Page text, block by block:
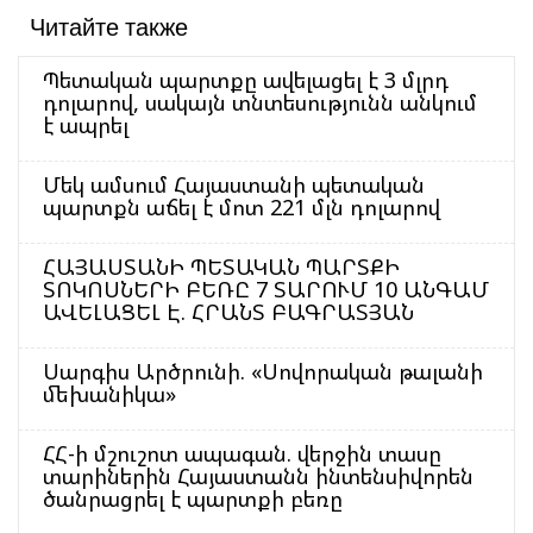
Читайте также
Պետական պարտքը ավելացել է 3 մլրդ
դոլարով, սակայն տնտեսությունն անկում
է ապրել
Մեկ ամսում Հայաստանի պետական
պարտքն աճել է մոտ 221 մլն դոլարով
ՀԱՅԱՍՏԱՆԻ ՊԵՏԱԿԱՆ ՊԱՐՏՔԻ
ՏՈԿՈՍՆԵՐԻ ԲԵՌԸ 7 ՏԱՐՈՒՄ 10 ԱՆԳԱՄ
ԱՎԵԼԱՑԵԼ Է. ՀՐԱՆՏ ԲԱԳՐԱՏՅԱՆ
Սարգիս Արծրունի. «Սովորական թալանի
մեխանիկա»
ՀՀ-ի մշուշոտ ապագան. վերջին տասը
տարիներին Հայաստանն ինտենսիվորեն
ծանրացրել է պարտքի բեռը